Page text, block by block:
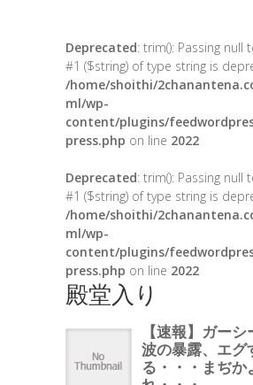
Deprecated: trim(): Passing
#1 ($string) of type string is
/home/shoithi/
ml/wp-
content/plugins/
press.php on line 2022
Deprecated: trim(): Passing
#1 ($string) of type string is
/home/shoithi/
ml/wp-
content/plugins/
press.php on line 2022
殿堂入り